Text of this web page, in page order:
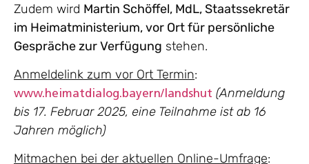
Zudem wird Martin Schöffel, MdL, Staatssekretär
im Heimatministerium, vor Ort für persönliche
Gespräche zur Verfügung stehen.
Anmeldelink zum vor Ort Termin:
www.heimatdialog.bayern/landshut (Anmeldung
bis 17. Februar 2025, eine Teilnahme ist ab 16
Jahren möglich)
Mitmachen bei der aktuellen Online-Umfrage: